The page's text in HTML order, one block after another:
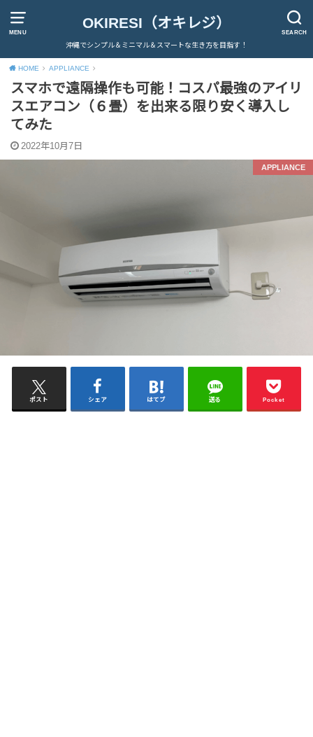
MENU SEARCH
OKIRESI（オキレジ）
沖縄でシンプル＆ミニマル＆スマートな生き方を目指す！
HOME APPLIANCE
スマホで遠隔操作も可能！コスパ最強のアイリ
スエアコン（６畳）を出来る限り安く導入し
てみた
2022年10月7日
APPLIANCE
ポスト シェア はてブ 送る Pocket